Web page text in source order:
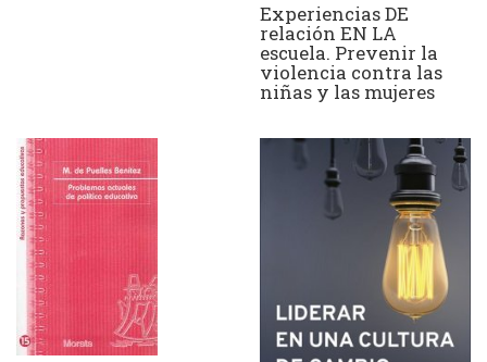
Experiencias DE
relación EN LA
escuela. Prevenir la
violencia contra las
niñas y las mujeres